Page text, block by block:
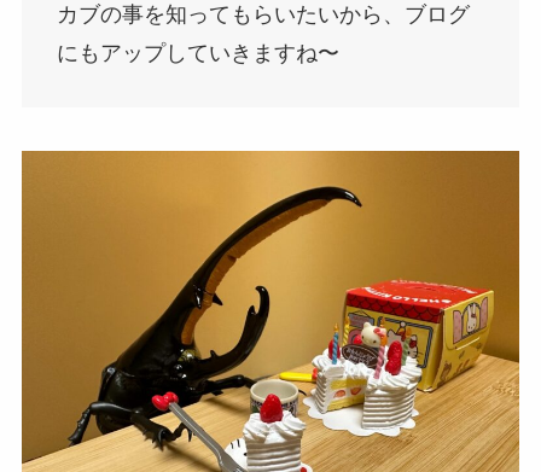
カブの事を知ってもらいたいから、ブログ
にもアップしていきますね〜